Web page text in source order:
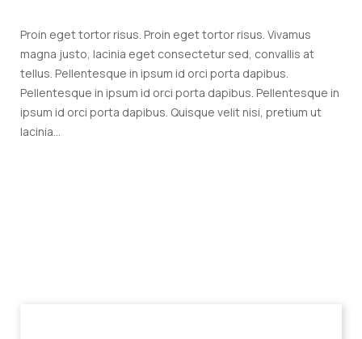
Proin eget tortor risus. Proin eget tortor risus. Vivamus
magna justo, lacinia eget consectetur sed, convallis at
tellus. Pellentesque in ipsum id orci porta dapibus.
Pellentesque in ipsum id orci porta dapibus. Pellentesque in
ipsum id orci porta dapibus. Quisque velit nisi, pretium ut
lacinia...